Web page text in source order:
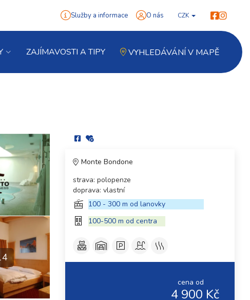
Služby a informace O nás CZK
ZAJÍMAVOSTI A TIPY VYHLEDÁVÁNÍ V MAPĚ
Monte Bondone
strava: polopenze
doprava: vlastní
100 - 300 m od lanovky
100-500 m od centra
cena od
4 900 Kč